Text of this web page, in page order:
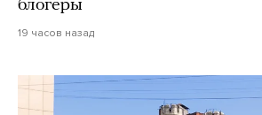
блогеры
19 часов назад